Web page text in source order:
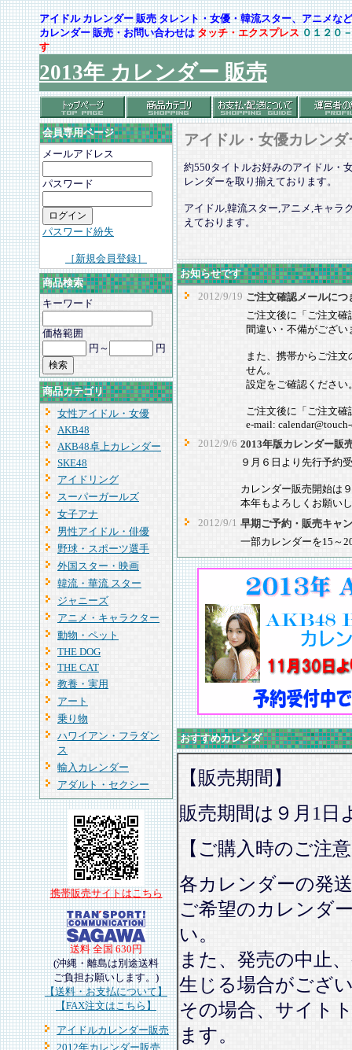
アイドル カレンダー 販売 タレント・女優・韓流スター、アニメ
カレンダー 販売・お問い合わせはタッチ・エクスプレス ０１２０
す
2013年 カレンダー 販売
会員専用ページ
メールアドレス
パスワード
パスワード紛失
［新規会員登録］
商品検索
キーワード
価格範囲
円～
円
商品カテゴリ
女性アイドル・女優
AKB48
AKB48卓上カレンダー
SKE48
アイドリング
スーパーガールズ
女子アナ
男性アイドル・俳優
野球・スポーツ選手
外国スター・映画
韓流・華流 スター
ジャニーズ
アニメ・キャラクター
動物・ペット
THE DOG
THE CAT
教養・実用
アート
乗り物
ハワイアン・フラダン
ス
輸入カレンダー
アダルト・セクシー
携帯販売サイトはこちら
送料 全国 630円
(沖縄・離島は別途送料
ご負担お願いします。)
【送料・お支払について】
【FAX注文はこちら】
アイドルカレンダー販売
2012年カレンダー販売
アイドル・女優カレン
約550タイトルお好みのアイドル・
レンダーを取り揃えております。
アイドル,韓流スター,アニメ,キャラ
えております。
お知らせです
2012/9/19 ご注文確認メールにつ
ご注文後に「ご注文
間違い・不備がござ
また、携帯からご注
せん。
設定をご確認ください
ご注文後に「ご注文
e-mail:
2012/9/6 2013年版カレンダー販
９月６日より先行予約
カレンダー販売開始は
本年もよろしくお願い
2012/9/1 早期ご予約・販売キャ
一部カレンダーを15～
おすすめカレンダ
【販売期間】
販売期間は９月1日
【ご購入時のご注
各カレンダーの発
ご希望のカレンダ
い。
また、発売の中止
生じる場合がござ
その場合、サイト
ます。